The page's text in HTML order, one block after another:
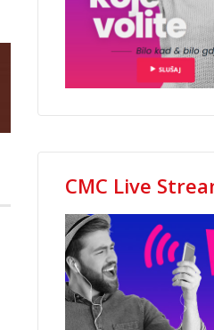
CMC Live